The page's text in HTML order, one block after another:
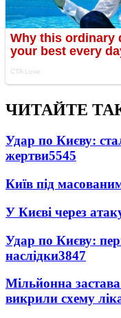
ЧИТАЙТЕ
Удар по Києву:
жертви5545
Київ під
У Києві через
Удар по Києву:
наслідки3847
Мільйонна застава
викрили схему